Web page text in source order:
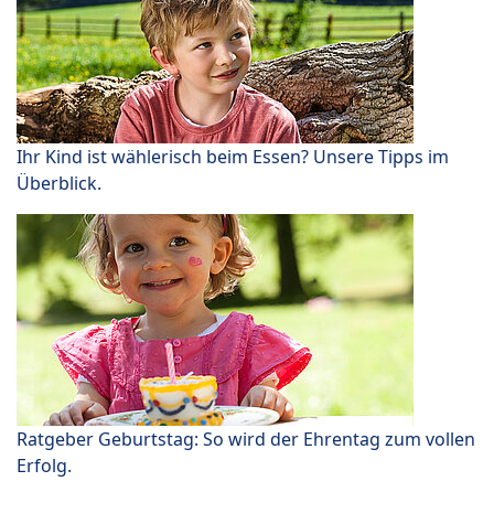
Ihr Kind ist wählerisch beim Essen? Unsere Tipps im
Überblick.
Ratgeber Geburtstag: So wird der Ehrentag zum vollen
Erfolg.